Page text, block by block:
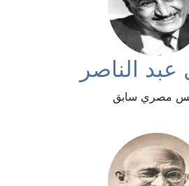
الناصر
مصري سابق